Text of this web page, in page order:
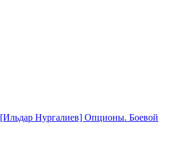
[Ильдар Нургалиев] Опционы. Боевой